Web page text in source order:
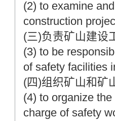
(2) to examine
construction
(三)负责矿山建设
(3) to be
of safety facilities
(四)组织矿山和矿
(4) to organize
charge of safety